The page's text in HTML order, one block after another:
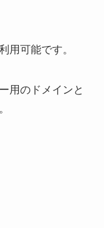
用可能です。
用のドメインと